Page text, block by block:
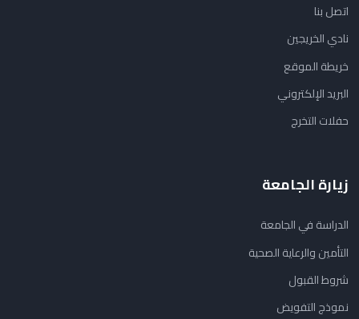
اتصل بنا
نادي الخريجين
خريطة الموقع
البريد الإلكتروني
حفلات التخرج
زيارة الجامعة
الدراسة في الجامعة
التأمين والرعاية الصحية
شروط القبول
نموذج التفويض